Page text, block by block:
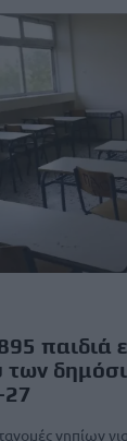
παιδιά
των
27
νηπίων